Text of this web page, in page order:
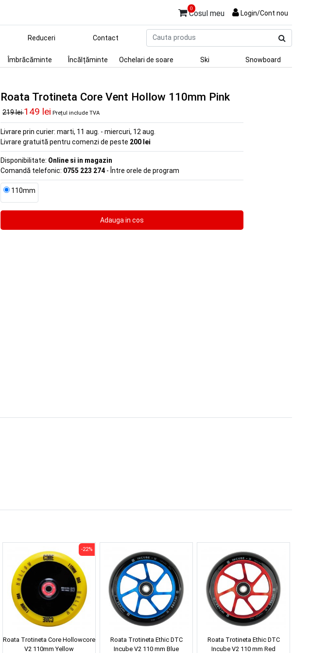
0
Cosul meu Login/Cont nou
produs
Reduceri Contact
Îmbrăcăminte Încălțăminte Ochelari de soare Ski Snowboard
Roata Trotineta Core Vent Hollow 110mm Pink
219 lei149 lei Prețul include TVA
Livrare prin curier: marti, 11 aug. - miercuri, 12 aug.
Livrare gratuită pentru comenzi de peste 200 lei
Disponibilitate: Online si in magazin
Comandă telefonic: 0755 223 274 - Între orele de program
110mm
Roata Trotineta Core Hollowcore
V2 110mm Yellow
-22%
Roata Trotineta Ethic DTC
Incube V2 110 mm Blue
Roata Trotineta Ethic DTC
Incube V2 110 mm Red